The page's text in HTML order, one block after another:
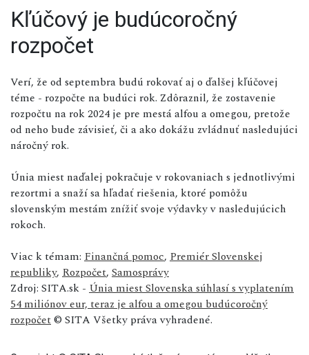
Kľúčový je budúcoročný
rozpočet
Verí, že od septembra budú rokovať aj o ďalšej kľúčovej
téme - rozpočte na budúci rok. Zdôraznil, že zostavenie
rozpočtu na rok 2024 je pre mestá alfou a omegou, pretože
od neho bude závisieť, či a ako dokážu zvládnuť nasledujúci
náročný rok.
Únia miest naďalej pokračuje v rokovaniach s jednotlivými
rezortmi a snaží sa hľadať riešenia, ktoré pomôžu
slovenským mestám znížiť svoje výdavky v nasledujúcich
rokoch.
Viac k témam: Finančná pomoc, Premiér Slovenskej
republiky, Rozpočet, Samosprávy
Zdroj: SITA.sk - Únia miest Slovenska súhlasí s vyplatením
54 miliónov eur, teraz je alfou a omegou budúcoročný
rozpočet© SITA Všetky práva vyhradené.